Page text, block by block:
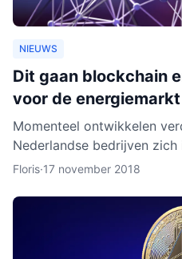
NIEUWS
Dit gaan blockchain
voor de
Momenteel ontwikkelen
Nederlandse bedrijven
technologie. Enkele
Floris·17 november 2018